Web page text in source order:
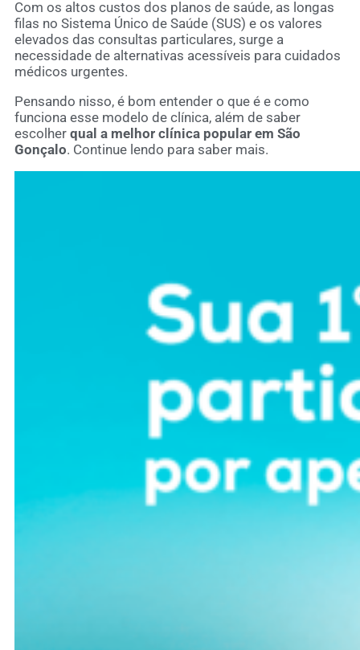
Com os altos custos dos planos de saúde, as longas
filas no Sistema Único de Saúde (SUS) e os valores
elevados das consultas particulares, surge a
necessidade de alternativas acessíveis para cuidados
médicos urgentes.
Pensando nisso, é bom entender o que é e como
funciona esse modelo de clínica, além de saber
escolher qual a melhor clínica popular em São
Gonçalo. Continue lendo para saber mais.